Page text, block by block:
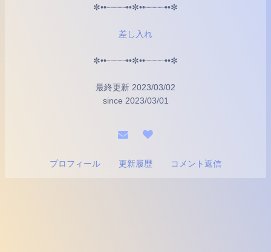
✼••┈┈┈┈••✼••┈┈┈┈••✼
差し入れ
✼••┈┈┈┈••✼••┈┈┈┈••✼
最終更新 2023/03/02
since 2023/03/01
プロフィール 更新履歴 コメント返信